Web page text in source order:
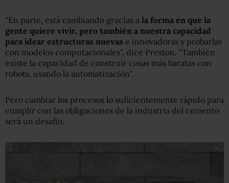
"En parte, está cambiando gracias a la forma en que la
gente quiere vivir, pero también a nuestra capacidad
para idear estructuras nuevas e innovadoras y probarlas
con modelos computacionales", dice Preston. "También
existe la capacidad de construir cosas más baratas con
robots, usando la automatización".
Pero cambiar los procesos lo suficientemente rápido para
cumplir con las obligaciones de la industria del cemento
será un desafío.